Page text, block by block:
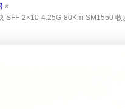
SFF-2×10-4.25G-80Km-SM1550 收